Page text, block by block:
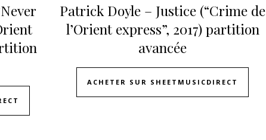
Patrick Doyle – Justice (“Crime de
l’Orient express”, 2017) partition
avancée
ACHETER SUR SHEETMUSICDIRECT